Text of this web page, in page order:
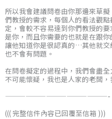
所以我會建議問卷由你那邊來草
們教授的需求，每個人的看法觀
定，會較不容易達到你們教授的
是你，而且你需要的也就是在跟
讓他知道你是很認真的…其他就
也不會有問題。
在問卷擬定的過程中，我們會盡
不可能懷疑，我也是人家的老闆
———————————————-
((( 完整信件內容已回覆至信箱 )))